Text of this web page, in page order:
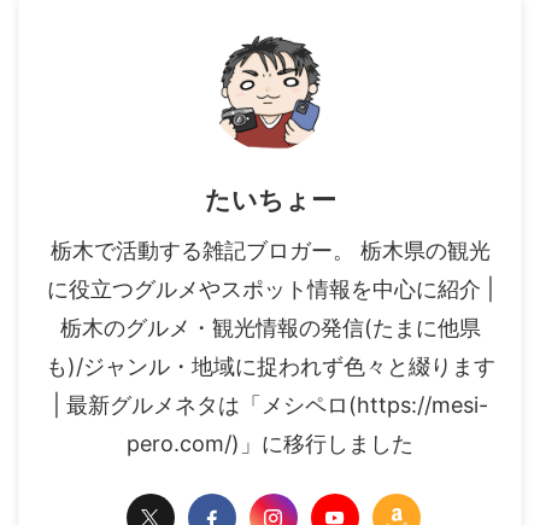
たいちょー
栃木で活動する雑記ブロガー。 栃木県の観光
に役立つグルメやスポット情報を中心に紹介 |
栃木のグルメ・観光情報の発信(たまに他県
も)/ジャンル・地域に捉われず色々と綴ります
| 最新グルメネタは「メシペロ(https://mesi-
pero.com/)」に移行しました